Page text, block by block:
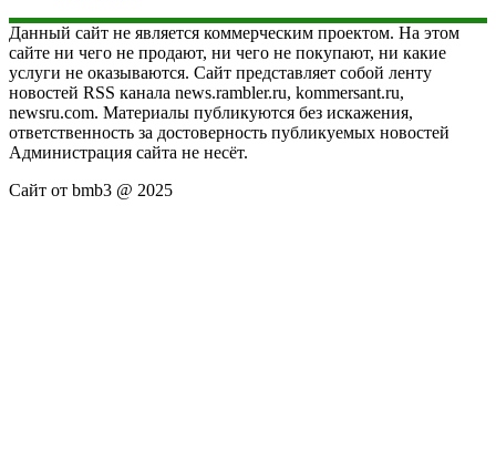
Данный сайт не является коммерческим проектом. На этом
сайте ни чего не продают, ни чего не покупают, ни какие
услуги не оказываются. Сайт представляет собой ленту
новостей RSS канала news.rambler.ru, kommersant.ru,
newsru.com. Материалы публикуются без искажения,
ответственность за достоверность публикуемых новостей
Администрация сайта не несёт.
Сайт от bmb3 @ 2025